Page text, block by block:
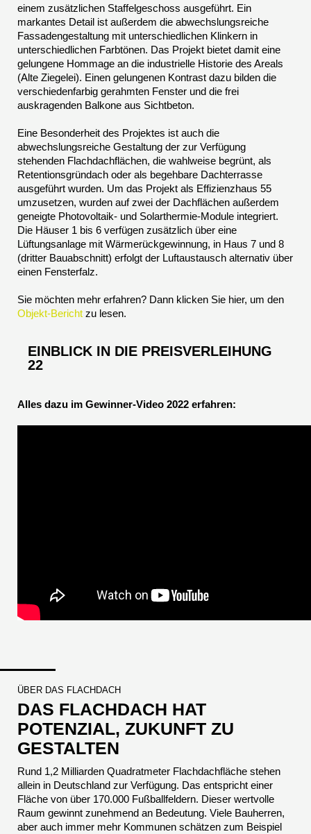
einem zusätzlichen Staffelgeschoss ausgeführt. Ein
markantes Detail ist außerdem die abwechslungsreiche
Fassadengestaltung mit unterschiedlichen Klinkern in
unterschiedlichen Farbtönen. Das Projekt bietet damit eine
gelungene Hommage an die industrielle Historie des Areals
(Alte Ziegelei). Einen gelungenen Kontrast dazu bilden die
verschiedenfarbig gerahmten Fenster und die frei
auskragenden Balkone aus Sichtbeton.
Eine Besonderheit des Projektes ist auch die
abwechslungsreiche Gestaltung der zur Verfügung
stehenden Flachdachflächen, die wahlweise begrünt, als
Retentionsgründach oder als begehbare Dachterrasse
ausgeführt wurden. Um das Projekt als Effizienzhaus 55
umzusetzen, wurden auf zwei der Dachflächen außerdem
geneigte Photovoltaik- und Solarthermie-Module integriert.
Die Häuser 1 bis 6 verfügen zusätzlich über eine
Lüftungsanlage mit Wärmerückgewinnung, in Haus 7 und 8
(dritter Bauabschnitt) erfolgt der Luftaustausch alternativ über
einen Fensterfalz.
Sie möchten mehr erfahren? Dann klicken Sie hier, um den
Objekt-Bericht zu lesen.
EINBLICK IN DIE PREISVERLEIHUNG
22
Alles dazu im Gewinner-Video 2022 erfahren:
ÜBER DAS FLACHDACH
DAS FLACHDACH HAT
POTENZIAL, ZUKUNFT ZU
GESTALTEN
Rund 1,2 Milliarden Quadratmeter Flachdachfläche stehen
allein in Deutschland zur Verfügung. Das entspricht einer
Fläche von über 170.000 Fußballfeldern. Dieser wertvolle
Raum gewinnt zunehmend an Bedeutung. Viele Bauherren,
aber auch immer mehr Kommunen schätzen zum Beispiel